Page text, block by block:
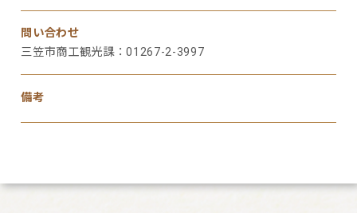
問い合わせ
三笠市商工観光課：01267-2-3997
備考